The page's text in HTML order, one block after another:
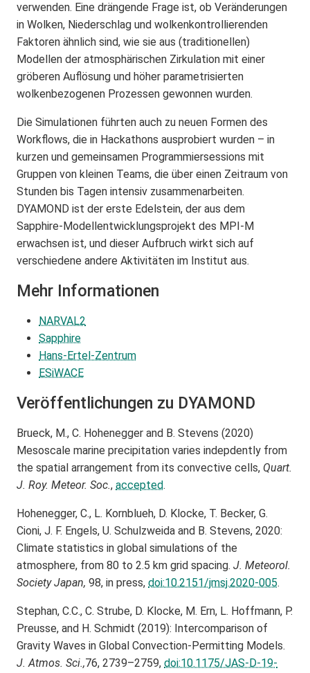
verwenden. Eine drängende Frage ist, ob Veränderungen
in Wolken, Niederschlag und wolkenkontrollierenden
Faktoren ähnlich sind, wie sie aus (traditionellen)
Modellen der atmosphärischen Zirkulation mit einer
gröberen Auflösung und höher parametrisierten
wolkenbezogenen Prozessen gewonnen wurden.
Die Simulationen führten auch zu neuen Formen des
Workflows, die in Hackathons ausprobiert wurden – in
kurzen und gemeinsamen Programmiersessions mit
Gruppen von kleinen Teams, die über einen Zeitraum von
Stunden bis Tagen intensiv zusammenarbeiten.
DYAMOND ist der erste Edelstein, der aus dem
Sapphire-Modellentwicklungsprojekt des MPI-M
erwachsen ist, und dieser Aufbruch wirkt sich auf
verschiedene andere Aktivitäten im Institut aus.
Mehr Informationen
NARVAL2
Sapphire
Hans-Ertel-Zentrum
ESiWACE
Veröffentlichungen zu DYAMOND
Brueck, M., C. Hohenegger and B. Stevens (2020)
Mesoscale marine precipitation varies indepdently from
the spatial arrangement from its convective cells, Quart.
J. Roy. Meteor. Soc., accepted.
Hohenegger, C., L. Kornblueh, D. Klocke, T. Becker, G.
Cioni, J. F. Engels, U. Schulzweida and B. Stevens, 2020:
Climate statistics in global simulations of the
atmosphere, from 80 to 2.5 km grid spacing. J. Meteorol.
Society Japan, 98, in press, doi:10.2151/jmsj.2020-005.
Stephan, C.C., C. Strube, D. Klocke, M. Ern, L. Hoffmann, P.
Preusse, and H. Schmidt (2019): Intercomparison of
Gravity Waves in Global Convection-Permitting Models.
J. Atmos. Sci.,76, 2739–2759, doi:10.1175/JAS-D-19-